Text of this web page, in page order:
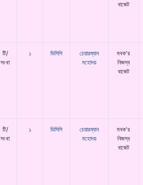
বাজেট
টি/
সংখা
১ ডিসিপি
চেয়ারম্যান
মহোদয়
মবক'র
নিজস্ব
বাজেট
টি/
সংখা
১ ডিসিপি
চেয়ারম্যান
মহোদয়
মবক'র
নিজস্ব
বাজেট